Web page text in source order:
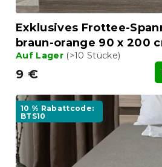
Exklusives Frottee-
braun-orange 90 x 200
Auf Lager (>10 Stücke)
9 €
10 % Rabattcode:
BTS10